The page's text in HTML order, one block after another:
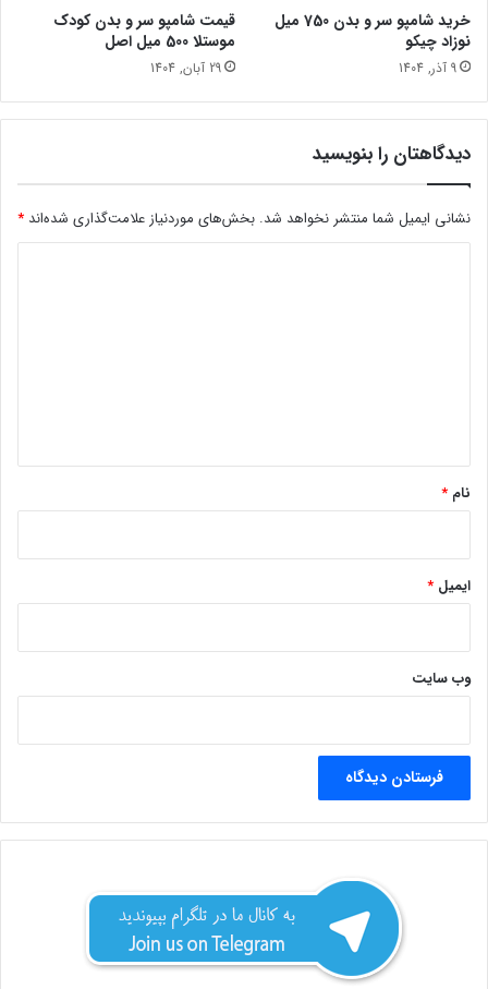
خرید شامپو سر و بدن 750 میل
نوزاد چیکو
9 آذر, 1404
قیمت شامپو سر و بدن کودک
موستلا 500 میل اصل
29 آبان, 1404
دیدگاهتان را بنویسید
نشانی ایمیل شما منتشر نخواهد شد. بخش‌های موردنیاز علامت‌گذاری شده‌اند *
نام *
ایمیل *
وب‌ سایت